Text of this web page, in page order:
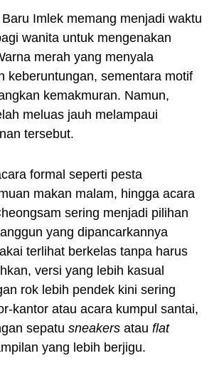
Imlek memang menjadi waktu
wanita untuk mengenakan
merah yang menyala
keberuntungan, sementara motif
kemakmuran. Namun,
meluas jauh melampaui
tersebut.
formal seperti pesta
makan malam, hingga acara
sering menjadi pilihan
yang dipancarkannya
terlihat berkelas tanpa harus
versi yang lebih kasual
rok lebih pendek kini sering
kantor atau acara kumpul santai,
sepatu sneakers atau flat
yang lebih berjigu.